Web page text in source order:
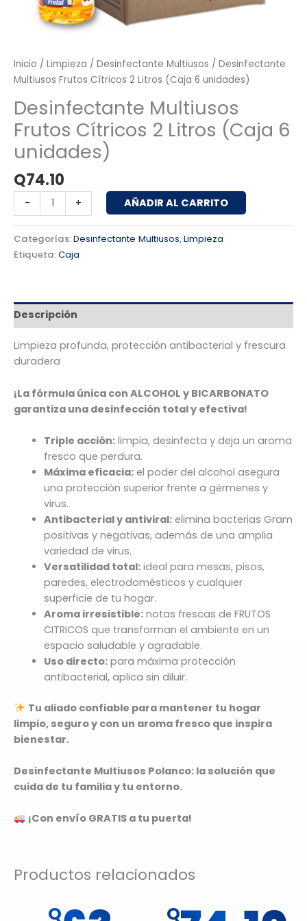
Inicio / Limpieza / Desinfectante Multiusos / Desinfectante
Multiusos Frutos Cítricos 2 Litros (Caja 6 unidades)
Desinfectante Multiusos
Frutos Cítricos 2 Litros (Caja 6
unidades)
Q74.10
- + AÑADIR AL CARRITO
Categorías:Desinfectante Multiusos,Limpieza
Etiqueta:Caja
Descripción
Limpieza profunda, protección antibacterial y frescura
duradera
¡La fórmula única con ALCOHOL y BICARBONATO
garantiza una desinfección total y efectiva!
Triple acción:limpia, desinfecta y deja un aroma
fresco que perdura.
Máxima eficacia:el poder del alcohol asegura
una protección superior frente a gérmenes y
virus.
Antibacterial y antiviral:elimina bacterias Gram
positivas y negativas, además de una amplia
variedad de virus.
Versatilidad total:ideal para mesas, pisos,
paredes, electrodomésticos y cualquier
superficie de tu hogar.
Aroma irresistible:notas frescas de FRUTOS
CITRICOS que transforman el ambiente en un
espacio saludable y agradable.
Uso directo:para máxima protección
antibacterial, aplica sin diluir.
Tu aliado confiable para mantener tu hogar
limpio, seguro y con un aroma fresco que inspira
bienestar.
Desinfectante Multiusos Polanco: la solución que
cuida de tu familia y tu entorno.
¡Con envío GRATIS a tu puerta!
Productos relacionados
Q Q